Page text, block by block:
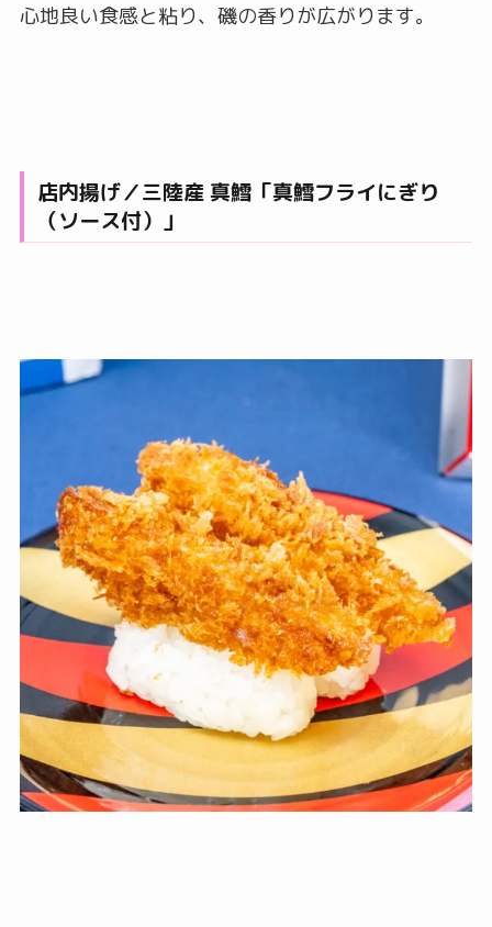
心地良い食感と粘り、磯の香りが広がります。
店内揚げ／三陸産 真鱈「真鱈フライにぎり
（ソース付）」